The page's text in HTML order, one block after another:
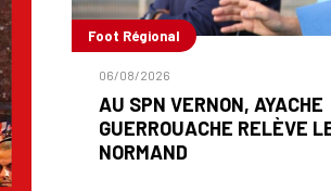
Foot Régional
06/08/2026
AU SPN VERNON, AYACHE
GUERROUACHE RELÈVE
NORMAND